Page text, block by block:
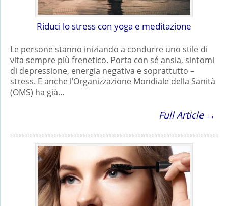
Riduci lo stress con yoga e meditazione
Le persone stanno iniziando a condurre uno stile di
vita sempre più frenetico. Porta con sé ansia, sintomi
di depressione, energia negativa e soprattutto –
stress. E anche l’Organizzazione Mondiale della Sanità
(OMS) ha già…
Full Article →